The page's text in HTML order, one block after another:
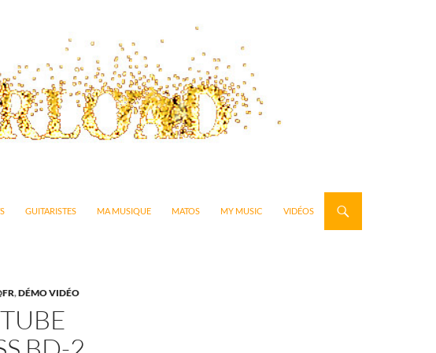
GUITARISTES MA MUSIQUE MATOS MY MUSIC VIDÉOS
,DÉMO VIDÉO